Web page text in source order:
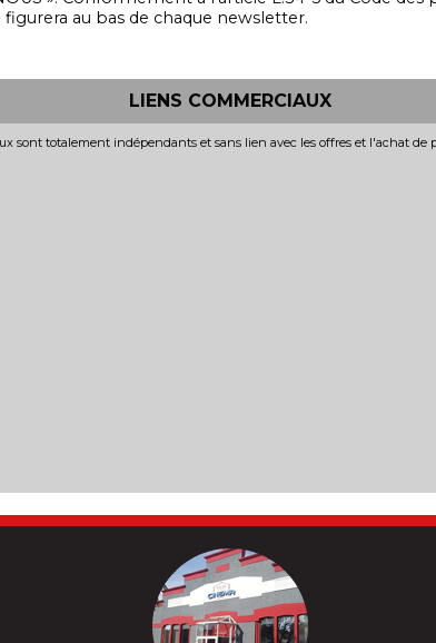
au bas de chaque newsletter.
LIENS COMMERCIAUX
sont totalement indépendants et sans lien avec les offres et l'achat de